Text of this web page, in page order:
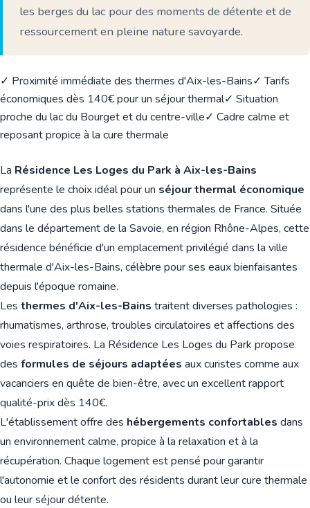
les berges du lac pour des moments de détente et de
ressourcement en pleine nature savoyarde.
✓ Proximité immédiate des thermes d'Aix-les-Bains✓ Tarifs
économiques dès 140€ pour un séjour thermal✓ Situation
proche du lac du Bourget et du centre-ville✓ Cadre calme et
reposant propice à la cure thermale
La Résidence Les Loges du Park à Aix-les-Bains
représente le choix idéal pour un séjour thermal économique
dans l'une des plus belles stations thermales de France. Située
dans le département de la Savoie, en région Rhône-Alpes, cette
résidence bénéficie d'un emplacement privilégié dans la ville
thermale d'Aix-les-Bains, célèbre pour ses eaux bienfaisantes
depuis l'époque romaine.
Les thermes d'Aix-les-Bains traitent diverses pathologies :
rhumatismes, arthrose, troubles circulatoires et affections des
voies respiratoires. La Résidence Les Loges du Park propose
des formules de séjours adaptées aux curistes comme aux
vacanciers en quête de bien-être, avec un excellent rapport
qualité-prix dès 140€.
L'établissement offre des hébergements confortables dans
un environnement calme, propice à la relaxation et à la
récupération. Chaque logement est pensé pour garantir
l'autonomie et le confort des résidents durant leur cure thermale
ou leur séjour détente.